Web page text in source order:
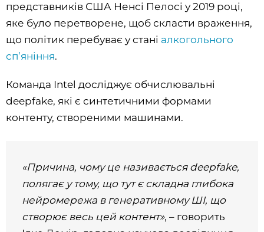
представників США Ненсі Пелосі у 2019 році,
яке було перетворене, щоб скласти враження,
що політик перебуває у стані алкогольного
сп’яніння.
Команда Intel досліджує обчислювальні
deepfake, які є синтетичними формами
контенту, створеними машинами.
«Причина, чому це називається deepfake,
полягає у тому, що тут є складна глибока
нейромережа в генеративному ШІ, що
створює весь цей контент», – говорить